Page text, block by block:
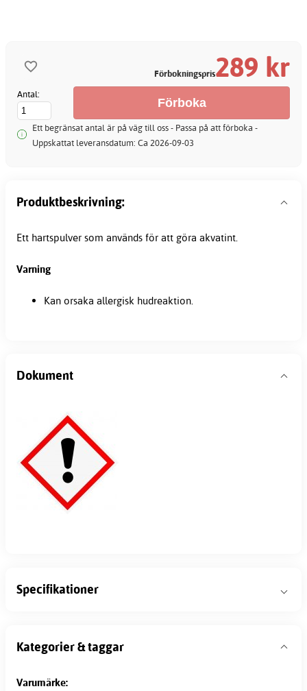
Förbokningspris289 kr
Antal:
Ett begränsat antal är på väg till oss - Passa på att förboka -
Uppskattat leveransdatum: Ca 2026-09-03
Produktbeskrivning:
Ett hartspulver som används för att göra akvatint.
Varning
Kan orsaka allergisk hudreaktion.
Dokument
Specifikationer
Kategorier & taggar
Varumärke: